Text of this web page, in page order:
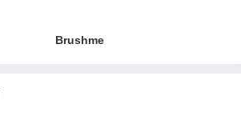
Brushme